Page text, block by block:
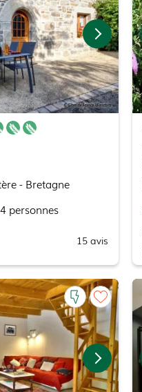
- Bretagne
4personnes
15avis